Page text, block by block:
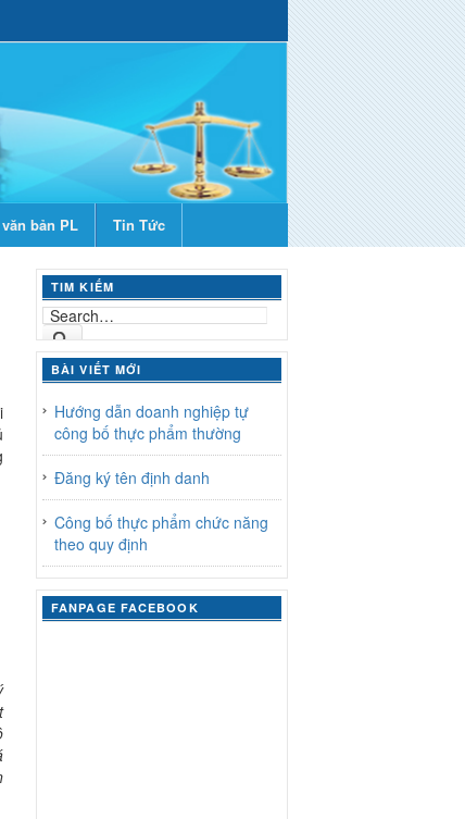
bản PL Tin Tức
TIM KIẾM
BÀI VIẾT MỚI
Hướng dẫn doanh nghiệp tự
công bố thực phẩm thường
Đăng ký tên định danh
Công bố thực phẩm chức năng
theo quy định
FANPAGE FACEBOOK